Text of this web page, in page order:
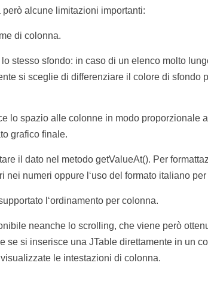
alcune limitazioni importanti:
di colonna.
stesso sfondo: in caso di un elenco molto
si sceglie di differenziare il colore di sfondo
lo spazio alle colonne in modo proporzionale
grafico finale.
il dato nel metodo getValueAt(). Per
nei numeri oppure l‘uso del formato italiano
l‘ordinamento per colonna.
neanche lo scrolling, che viene però
se si inserisce una JTable direttamente in un
le intestazioni di colonna.